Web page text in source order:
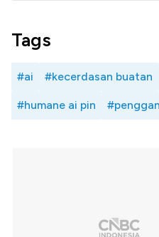
Tags
#ai #kecerdasan buatan
#humane ai pin